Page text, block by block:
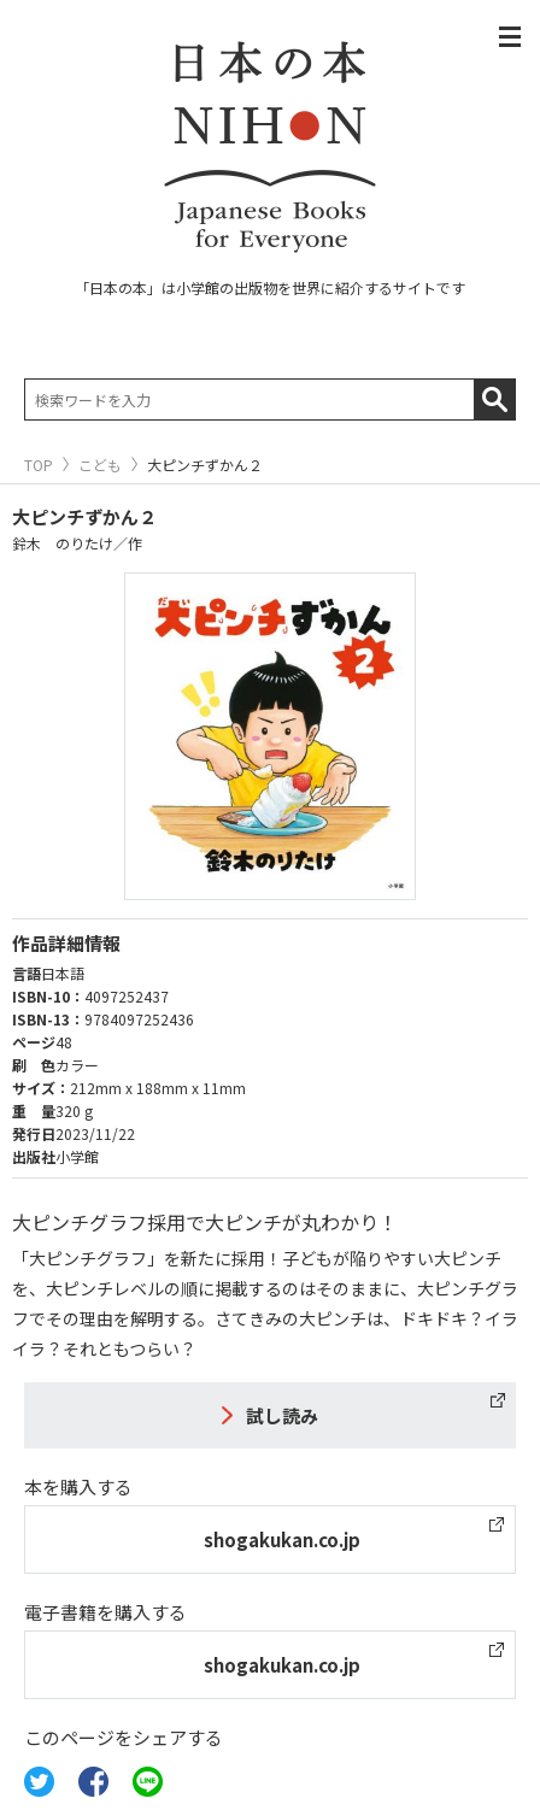
「日本の本」は小学館の出版物を世界に紹介するサイトです
TOP こども 大ピンチずかん２
大ピンチずかん２
鈴木 のりたけ／作
作品詳細情報
言語日本語
ISBN-10： 4097252437
ISBN-13： 9784097252436
ページ48
刷 色カラー
サイズ： 212mm x 188mm x 11mm
重 量320 g
発行日2023/11/22
出版社小学館
大ピンチグラフ採用で大ピンチが丸わかり！
「大ピンチグラフ」を新たに採用！子どもが陥りやすい大ピンチ
を、大ピンチレベルの順に掲載するのはそのままに、大ピンチグラ
フでその理由を解明する。さてきみの大ピンチは、ドキドキ？イラ
イラ？それともつらい？
試し読み
本を購入する
shogakukan.co.jp
電子書籍を購入する
shogakukan.co.jp
このページをシェアする